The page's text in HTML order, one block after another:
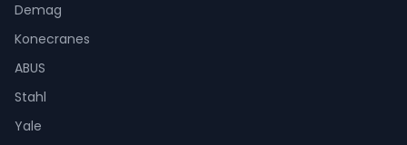
Demag
Konecranes
ABUS
Stahl
Yale